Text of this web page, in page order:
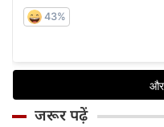
जरूर पढ़ें